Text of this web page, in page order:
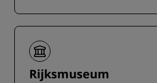
Rijksmuseum